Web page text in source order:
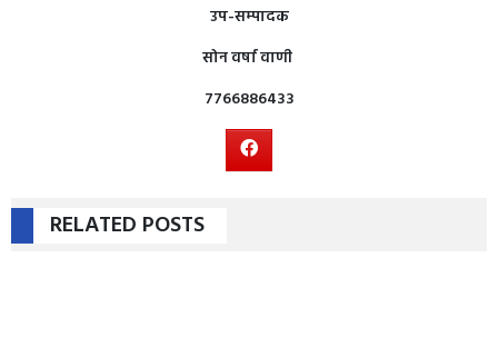
उप-सम्पादक
सोन वर्षा वाणी
7766886433
RELATED POSTS